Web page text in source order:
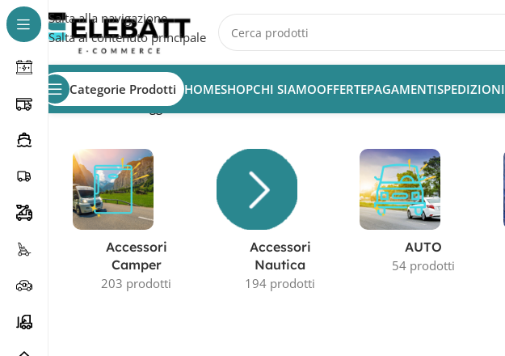
Salta alla navigazione
Salta al contenuto principale
Categorie Prodotti HOMESHOPCHI SIAMOOFFERTEPAGAMENTISPEDIZIONI
Home/Prodotti taggati “dometic rtx 1000”
Accessori
Camper
203 prodotti
Accessori
Nautica
194 prodotti
AUTO
54 prodotti